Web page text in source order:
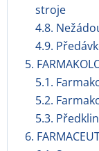
stroje
4.8.
4.9.
5.
5.1.
5.2.
5.3.
6.